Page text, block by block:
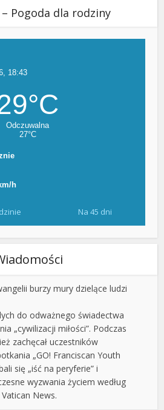
Pogoda dla rodziny
Na 45 dni
burzy mury dzielące ludzi
do odważnego świadectwa
„cywilizacji miłości”. Podczas
zachęcał uczestników
„GO! Franciscan Youth
się „iść na peryferie” i
wyzwania życiem według
News.